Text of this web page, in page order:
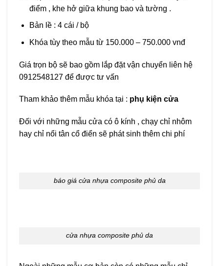
điểm , khe hở giữa khung bao và tường .
Bản lề : 4 cái / bộ
Khóa tùy theo mẫu từ 150.000 – 750.000 vnđ
Giá trọn bộ sẽ bao gồm lắp đặt vận chuyển liên hệ
0912548127 để được tư vấn
Tham khảo thêm mẫu khóa tại : phụ kiện cửa
Đối với những mẫu cửa có ô kính , chạy chỉ nhôm
hay chỉ nổi tân cổ điển sẽ phát sinh thêm chi phí
báo giá cửa nhựa composite phủ da
cửa nhựa composite phủ da